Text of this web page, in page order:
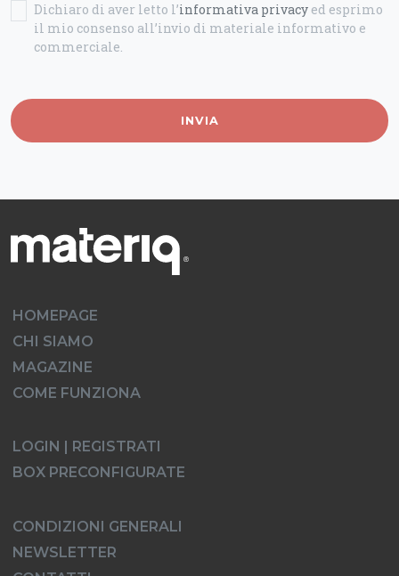
Dichiaro di aver letto l’informativa privacy ed esprimo
il mio consenso all’invio di materiale informativo e
commerciale.
INVIA
HOMEPAGE
CHI SIAMO
MAGAZINE
COME FUNZIONA
LOGIN | REGISTRATI
BOX PRECONFIGURATE
CONDIZIONI GENERALI
NEWSLETTER